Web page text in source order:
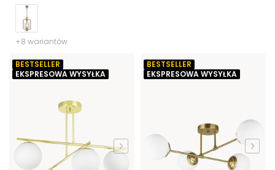
+8 wariantów
BESTSELLER
EKSPRESOWA WYSYŁKA
BESTSELLER
EKSPRESOWA WYSYŁKA